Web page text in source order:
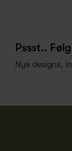
Pssst..
Nye designs,